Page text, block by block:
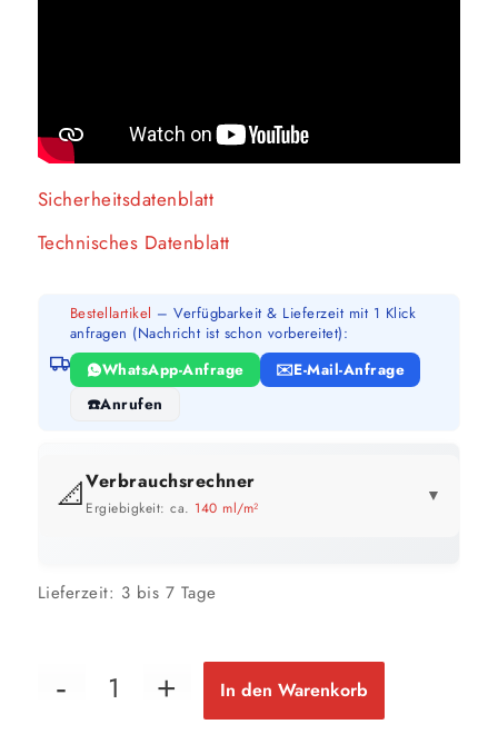
Sicherheitsdatenblatt
Technisches Datenblatt
Bestellartikel – Verfügbarkeit & Lieferzeit mit 1 Klick
anfragen (Nachricht ist schon vorbereitet):
WhatsApp-Anfrage
E-Mail-Anfrage
Anrufen
📐Verbrauchsrechner
Ergiebigkeit: ca. 140 ml/m²
▼
1 Anstrich
bis ca.1 m²
2 Anstriche
Lieferzeit: 3 bis 7 Tage
In den Warenkorb